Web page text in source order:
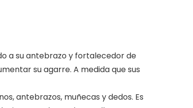
a su antebrazo y fortalecedor de
su agarre. A medida que sus
antebrazos, muñecas y dedos. Es